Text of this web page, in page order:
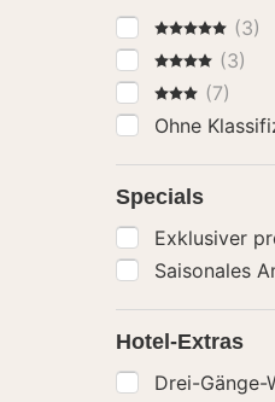
5 Sterne (3)
4 Sterne(3)
3 Sterne
(7)
Ohne
Specials
Exklusiver
Saisonales
Hotel-Extras
Drei-Gänge-